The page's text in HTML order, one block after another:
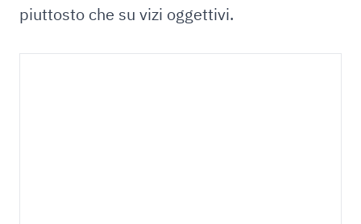
piuttosto che su vizi oggettivi.